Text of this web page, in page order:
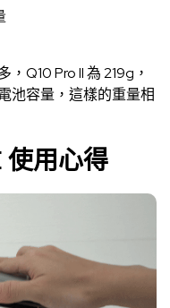
Q10 Pro II 為 219g，
池容量，這樣的重量相
使用心得